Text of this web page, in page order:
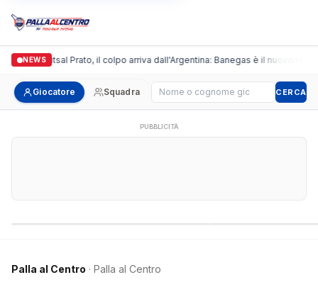
NEWS
Futsal Prato, il colpo arriva dall'Argentina: Banegas è il nuovo leader
Giocatore Squadra Cerca giocatore CERCA
PUBBLICITÀ
Palla al Centro · Palla al Centro